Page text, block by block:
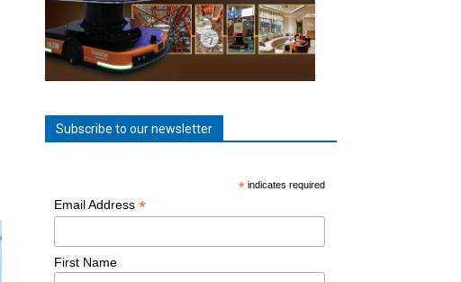
Subscribe to our newsletter
* indicates required
Email Address *
First Name